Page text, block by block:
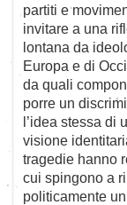
partiti e
invitare a una
lontana da
Europa e di
da quali
porre un
l’idea stessa di
visione
tragedie hanno
cui spingono a
politicamente